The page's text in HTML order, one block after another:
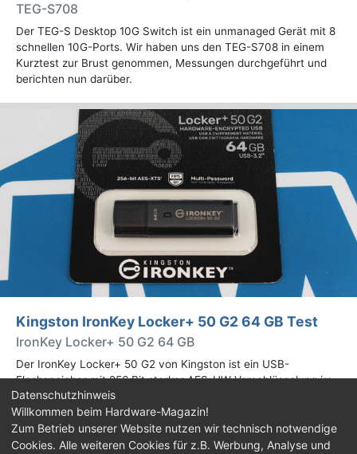
TEG-S708
Der TEG-S Desktop 10G Switch ist ein unmanaged Gerät mit 8
schnellen 10G-Ports. Wir haben uns den TEG-S708 in einem
Kurztest zur Brust genommen, Messungen durchgeführt und
berichten nun darüber.
Kingston IronKey Locker+ 50 G2 64 GB Test
IronKey Locker+ 50 G2 64 GB
Der IronKey Locker+ 50 G2 von Kingston ist ein USB-
Flashspeicher mit 256 Bit starker AES-HW-Verschlüsselung im
XTS-Modus. Wir haben das 64-GB-Modell im Praxistest
genauer begutachtet.
Datenschutzhinweis
Willkommen beim Hardware-Magazin!
Zum Betrieb unserer Website nutzen wir technisch notwendige
Cookies. Alle weiteren Cookies für z.B. Werbung, Analyse und